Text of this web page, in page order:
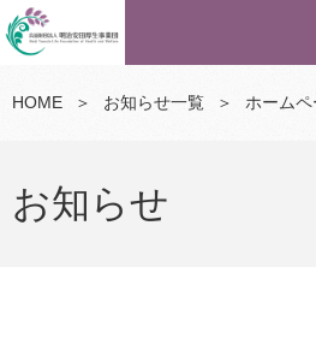
HOME ＞ お知らせ一覧 ＞ ホーム
お知らせ